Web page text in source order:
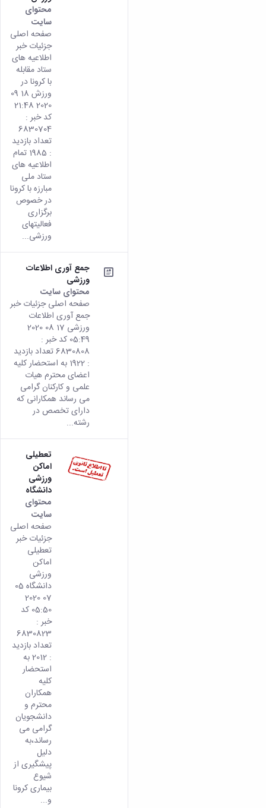
محتوای
سایت
صفحه اصلی
جزئیات خبر
اطلاعیه های
ستاد مقابله
با کرونا در
ورزش 18 09
2020 21:48
کد خبر :
6830704
تعداد بازدید
: 1985 تمام
اطلاعیه های
ستاد ملی
مبارزه با کرونا
در خصوص
برگزاری
فعالیتهای
ورزشی...
جمع آوری اطلاعات
ورزشی
محتوای سایت
صفحه اصلی جزئیات خبر
جمع آوری اطلاعات
ورزشی 17 08 2020
05:49 کد خبر :
6830808 تعداد بازدید
: 1922 به استحضار کلیه
اعضای محترم هیات
علمی و کارکنان گرامی
می رساند همکارانی که
دارای تخصص در
رشته...
تعطیلی
اماکن
ورزشی
دانشگاه
محتوای
سایت
صفحه اصلی
جزئیات خبر
تعطیلی
اماکن
ورزشی
دانشگاه 05
07 2020
05:50 کد
خبر :
6830823
تعداد بازدید
: 2012 به
استحضار
کلیه
همکاران
محترم و
دانشجویان
گرامی می
رساند،به
دلیل
پیشگیری از
شیوع
بیماری کرونا
و...